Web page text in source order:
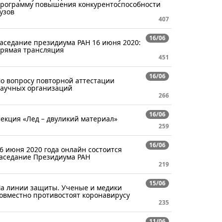
повышения конкурентоспособности
407
16/06
президиума РАН 16 июня 2020:
трансляция
451
16/06
вопросу повторной аттестации
организаций
266
16/06
«Лед – двуликий материал»
259
16/06
июня 2020 года онлайн состоится
Президиума РАН
219
15/06
линии защиты. Ученые и медики
противостоят коронавирусу
235